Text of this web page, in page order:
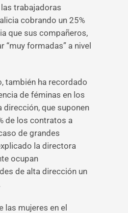
trabajadoras
cobrando un 25%
que sus compañeros,
“muy formadas” a nivel
también ha recordado
de féminas en los
dirección, que suponen
de los contratos a
de grandes
la directora
ocupan
de alta dirección un
las mujeres en el